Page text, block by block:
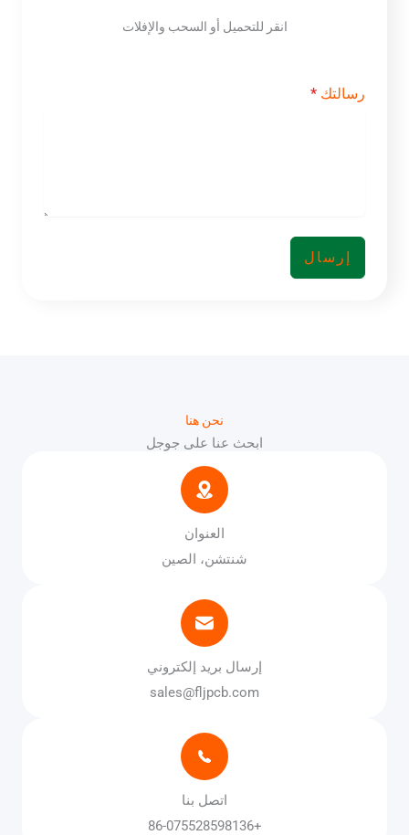
انقر للتحميل أو السحب والإفلات
رسالتك *
إرسال
نحن هنا
ابحث عنا على جوجل
العنوان
شنتشن، الصين
إرسال بريد إلكتروني
sales@fljpcb.com
اتصل بنا
+86-075528598136